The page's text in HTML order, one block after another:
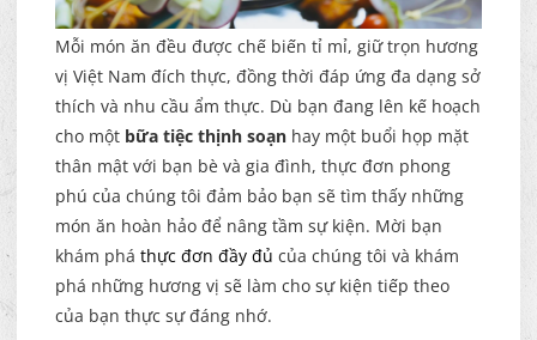
Mỗi món ăn đều được chế biến tỉ mỉ, giữ trọn hương
vị Việt Nam đích thực, đồng thời đáp ứng đa dạng sở
thích và nhu cầu ẩm thực. Dù bạn đang lên kế hoạch
cho một bữa tiệc thịnh soạn hay một buổi họp mặt
thân mật với bạn bè và gia đình, thực đơn phong
phú của chúng tôi đảm bảo bạn sẽ tìm thấy những
món ăn hoàn hảo để nâng tầm sự kiện. Mời bạn
khám phá thực đơn đầy đủ của chúng tôi và khám
phá những hương vị sẽ làm cho sự kiện tiếp theo
của bạn thực sự đáng nhớ.